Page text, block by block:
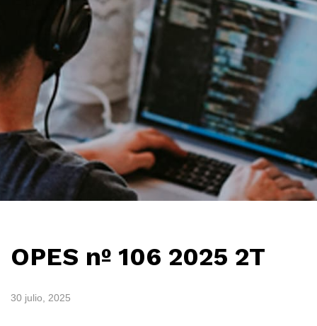
OPES nº 106 2025 2T
30 julio, 2025